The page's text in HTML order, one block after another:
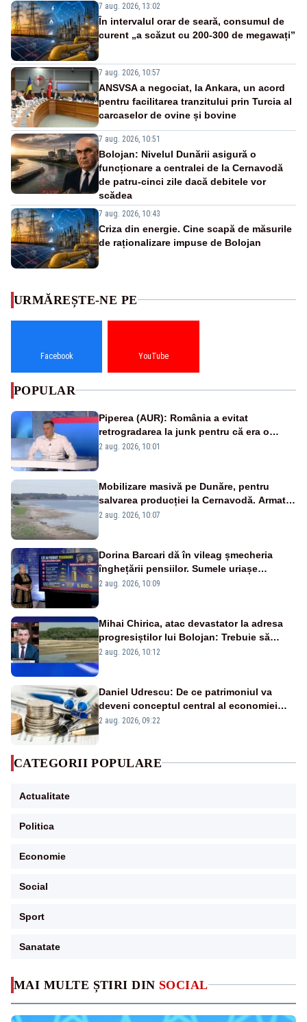
7 aug. 2026, 13:02
În intervalul orar de seară, consumul de
curent „a scăzut cu 200-300 de megawați”
7 aug. 2026, 10:57
ANSVSA a negociat, la Ankara, un acord
pentru facilitarea tranzitului prin Turcia al
carcaselor de ovine și bovine
7 aug. 2026, 10:51
Bolojan: Nivelul Dunării asigură o
funcționare a centralei de la Cernavodă
de patru-cinci zile dacă debitele vor
scădea
7 aug. 2026, 10:43
Criza din energie. Cine scapă de măsurile
de raționalizare impuse de Bolojan
MAI MULTE ȘTIRI DIN SOCIAL
URMĂREȘTE-NE PE
Facebook YouTube
POPULAR
Piperea (AUR): România a evitat
retrogradarea la junk pentru că era o
catastrofă pentru bănci și fondurile de
2 aug. 2026, 10:01
Mobilizare masivă pe Dunăre, pentru
salvarea producției la Cernavodă. Armata
va detona o stâncă și va devia apa
2 aug. 2026, 10:07
Dorina Barcari dă în vileag șmecheria
înghețării pensiilor. Sumele uriașe
pierdute de fiecare român
2 aug. 2026, 10:09
Mihai Chirica, atac devastator la adresa
progresiștilor lui Bolojan: Trebuie să
protejăm și natura, dar nu șținem omaneii
2 aug. 2026, 10:12
Daniel Udrescu: De ce patrimoniul va
deveni conceptul central al economiei
viitoare?
2 aug. 2026, 09:22
CATEGORII POPULARE
Actualitate
Politica
Economie
Social
Sport
Sanatate